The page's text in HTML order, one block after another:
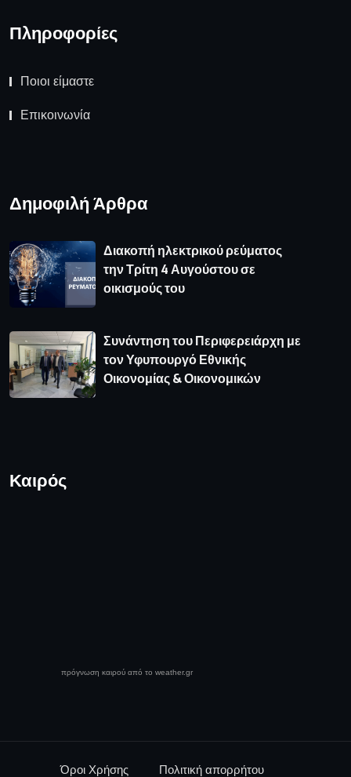
Πληροφορίες
Ποιοι είμαστε
Επικοινωνία
Δημοφιλή Άρθρα
Διακοπή ηλεκτρικού ρεύματος
την Τρίτη 4 Αυγούστου σε
οικισμούς του
Συνάντηση του Περιφερειάρχη με
τον Υφυπουργό Εθνικής
Οικονομίας & Οικονομικών
Καιρός
πρόγνωση καιρού από το weather.gr
Όροι Χρήσης Πολιτική απορρήτου